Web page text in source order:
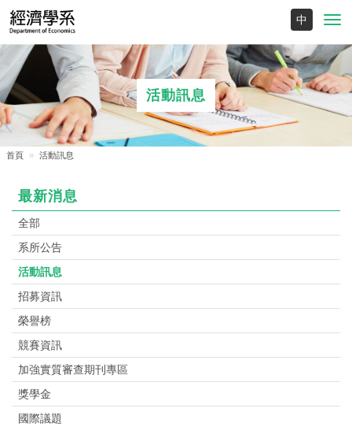
活動訊息
首頁 活動訊息
最新消息
全部
系所公告
活動訊息
招募資訊
榮譽榜
競賽資訊
加強實質審查期刊專區
獎學金
國際議題